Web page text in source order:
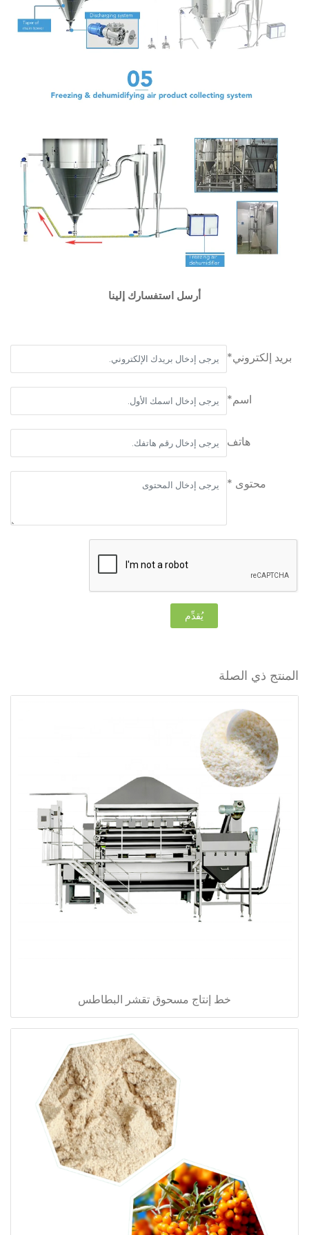
أرسل استفسارك إلينا
بريد إلكتروني*
اسم*
هاتف
محتوى *
يُقدِّم
المنتج ذي الصلة
خط إنتاج مسحوق تقشر البطاطس